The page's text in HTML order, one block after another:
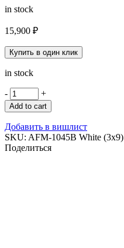
in stock
15,900 ₽
Купить в один клик
in stock
- +
Add to cart
Добавить в вишлист
SKU: AFM-1045B White (3х9)
Поделиться